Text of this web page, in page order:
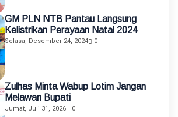
GM PLN NTB Pantau Langsung
Kelistrikan Perayaan Natal 2024
Selasa, Desember 24, 2024 0
Zulhas Minta Wabup Lotim Jangan
Melawan Bupati
Jumat, Juli 31, 2026 0